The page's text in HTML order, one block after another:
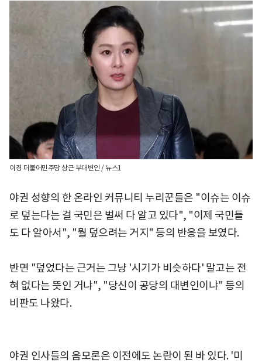
이경 더불어민주당 상근 부대변인 / 뉴스1
야권 성향의 한 온라인 커뮤니티 누리꾼들은 "이슈는 이슈
로 덮는다는 걸 국민은 벌써 다 알고 있다", "이제 국민들
도 다 알아서", "뭘 덮으려는 거지" 등의 반응을 보였다.
반면 "덮었다는 근거는 그냥 '시기가 비슷하다' 말고는 전
혀 없다는 뜻인 거냐", "당신이 공당의 대변인이냐" 등의
비판도 나왔다.
야권 인사들의 음모론은 이전에도 논란이 된 바 있다. '미